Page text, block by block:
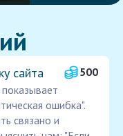
сайта
500
ошибка".
связано и